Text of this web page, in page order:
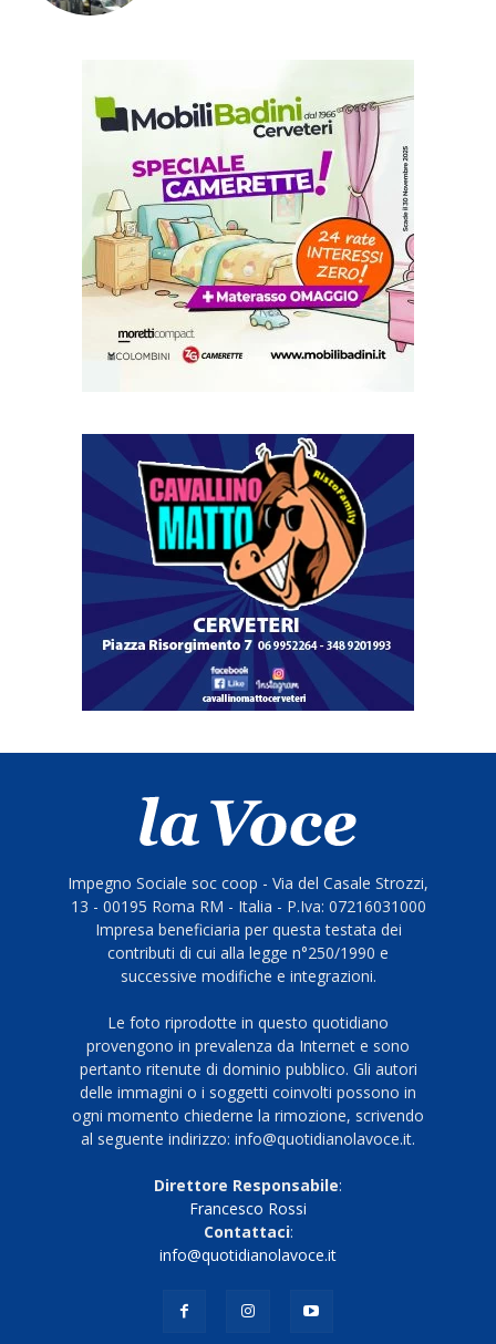
Impegno Sociale soc coop - Via del Casale Strozzi,
13 - 00195 Roma RM - Italia - P.Iva: 07216031000
Impresa beneficiaria per questa testata dei
contributi di cui alla legge n°250/1990 e
successive modifiche e integrazioni.
Le foto riprodotte in questo quotidiano
provengono in prevalenza da Internet e sono
pertanto ritenute di dominio pubblico. Gli autori
delle immagini o i soggetti coinvolti possono in
ogni momento chiederne la rimozione, scrivendo
al seguente indirizzo: info@quotidianolavoce.it.
Direttore Responsabile:
Francesco Rossi
Contattaci:
info@quotidianolavoce.it